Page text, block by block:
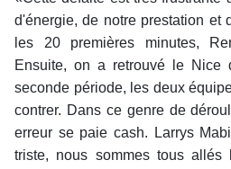
d'énergie, de notre prestation et
les 20 premières minutes,
Ensuite, on a retrouvé le Nice
seconde période, les deux
contrer. Dans ce genre de
erreur se paie cash. Larrys
triste, nous sommes tous allés